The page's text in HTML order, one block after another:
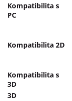
Kompatibilita s
PC
Kompatibilita 2D
Kompatibilita s
3D
3D